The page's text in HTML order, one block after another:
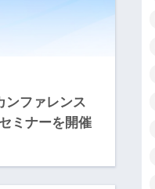
ンファレンス
ミナーを開催